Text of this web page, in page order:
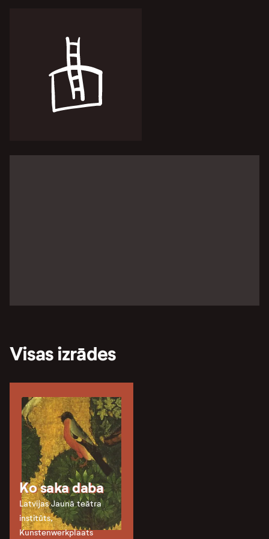
Visas izrādes
Ko saka daba
Latvijas Jaunā teātra
institūts,
Kunstenwerkplaats